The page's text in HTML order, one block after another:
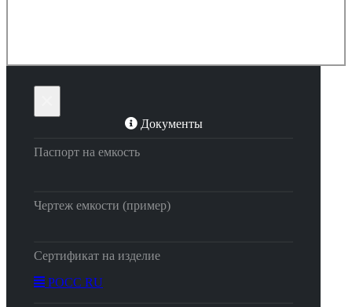
Документы
Паспорт на емкость
Чертеж емкости (пример)
Сертификат на изделие
РОСС RU